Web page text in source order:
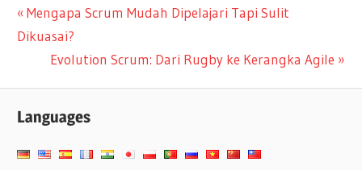
Navigasi
pos
Previous
Post:
Mengapa Scrum Mudah Dipelajari Tapi Sulit
Dikuasai?
Next
Evolution Scrum: Dari Rugby ke Kerangka Agile
Languages